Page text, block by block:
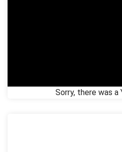
Sorry, there was a